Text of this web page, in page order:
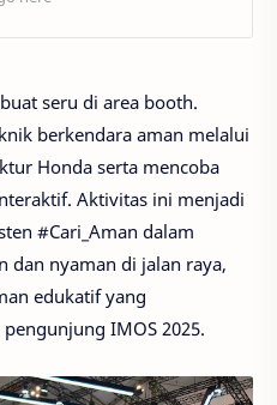
seru di area booth.
berkendara aman melalui
Honda serta mencoba
Aktivitas ini menjadi
#Cari_Aman dalam
dan nyaman di jalan raya,
edukatif yang
IMOS 2025.